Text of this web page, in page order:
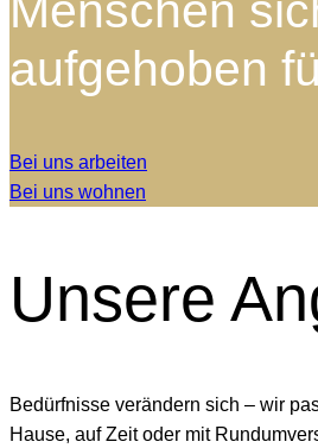
aufgehoben
Bei uns arbeiten
Bei uns wohnen
Unsere
Bedürfnisse verändern sich – wir
Hause, auf Zeit oder mit